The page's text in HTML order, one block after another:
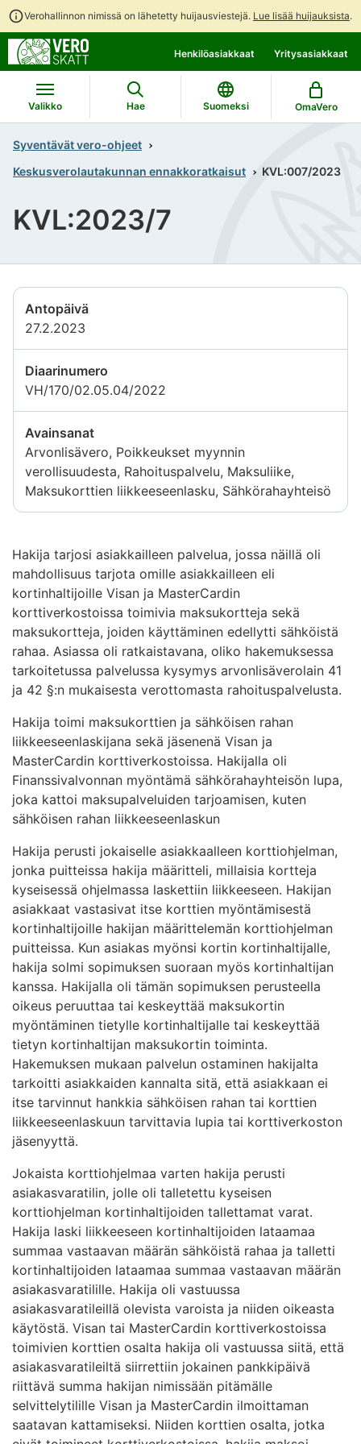
Verohallinnon nimissä on lähetetty huijausviestejä. Lue lisää huijauksista.
suoraan
sisältöön
koko
sivuston
hakuun
Henkilöasiakkaat Yritysasiakkaat
Valikko Hae Suomeksi OmaVero
Syventävät vero-ohjeet
Keskusverolautakunnan ennakkoratkaisut
KVL:007/2023
KVL:2023/7
Antopäivä
27.2.2023
Diaarinumero
VH/170/02.05.04/2022
Avainsanat
Arvonlisävero, Poikkeukset myynnin
verollisuudesta, Rahoituspalvelu, Maksuliike,
Maksukorttien liikkeeseenlasku, Sähkörahayhteisö
Hakija tarjosi asiakkailleen palvelua, jossa näillä oli
mahdollisuus tarjota omille asiakkailleen eli
kortinhaltijoille Visan ja MasterCardin
korttiverkostoissa toimivia maksukortteja sekä
maksukortteja, joiden käyttäminen edellytti sähköistä
rahaa. Asiassa oli ratkaistavana, oliko hakemuksessa
tarkoitetussa palvelussa kysymys arvonlisäverolain 41
ja 42 §:n mukaisesta verottomasta rahoituspalvelusta.
Hakija toimi maksukorttien ja sähköisen rahan
liikkeeseenlaskijana sekä jäsenenä Visan ja
MasterCardin korttiverkostoissa. Hakijalla oli
Finanssivalvonnan myöntämä sähkörahayhteisön lupa,
joka kattoi maksupalveluiden tarjoamisen, kuten
sähköisen rahan liikkeeseenlaskun
Hakija perusti jokaiselle asiakkaalleen korttiohjelman,
jonka puitteissa hakija määritteli, millaisia kortteja
kyseisessä ohjelmassa laskettiin liikkeeseen. Hakijan
asiakkaat vastasivat itse korttien myöntämisestä
kortinhaltijoille hakijan määrittelemän korttiohjelman
puitteissa. Kun asiakas myönsi kortin kortinhaltijalle,
hakija solmi sopimuksen suoraan myös kortinhaltijan
kanssa. Hakijalla oli tämän sopimuksen perusteella
oikeus peruuttaa tai keskeyttää maksukortin
myöntäminen tietylle kortinhaltijalle tai keskeyttää
tietyn kortinhaltijan maksukortin toiminta.
Hakemuksen mukaan palvelun ostaminen hakijalta
tarkoitti asiakkaiden kannalta sitä, että asiakkaan ei
itse tarvinnut hankkia sähköisen rahan tai korttien
liikkeeseenlaskuun tarvittavia lupia tai korttiverkoston
jäsenyyttä.
Jokaista korttiohjelmaa varten hakija perusti
asiakasvaratilin, jolle oli talletettu kyseisen
korttiohjelman kortinhaltijoiden tallettamat varat.
Hakija laski liikkeeseen kortinhaltijoiden lataamaa
summaa vastaavan määrän sähköistä rahaa ja talletti
kortinhaltijoiden lataamaa summaa vastaavan määrän
asiakasvaratilille. Hakija oli vastuussa
asiakasvaratileillä olevista varoista ja niiden oikeasta
käytöstä. Visan tai MasterCardin korttiverkostoissa
toimivien korttien osalta hakija oli vastuussa siitä, että
asiakasvaratileiltä siirrettiin jokainen pankkipäivä
riittävä summa hakijan nimissään pitämälle
selvittelytilille Visan ja MasterCardin ilmoittaman
saatavan kattamiseksi. Niiden korttien osalta, jotka